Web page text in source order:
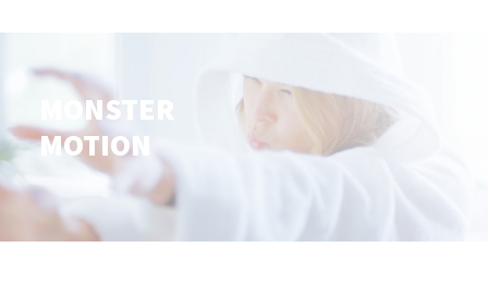
MONSTER
MOTION